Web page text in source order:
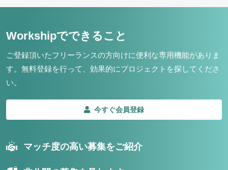
Workshipでできること
ご登録頂いたフリーランスの方向けに便利な専用機能がありま
す。 無料登録を行って、効果的にプロジェクトを探してくださ
い。
今すぐ会員登録
マッチ度の高い募集をご紹介